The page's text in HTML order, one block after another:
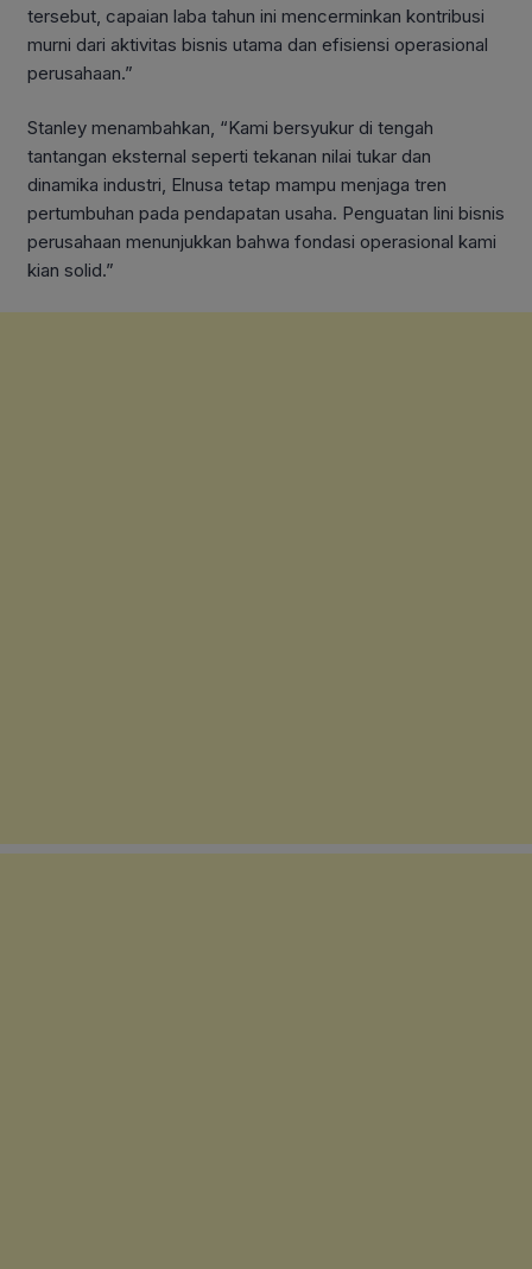
tersebut, capaian laba tahun ini mencerminkan kontribusi
murni dari aktivitas bisnis utama dan efisiensi operasional
perusahaan.”
Stanley menambahkan, “Kami bersyukur di tengah
tantangan eksternal seperti tekanan nilai tukar dan
dinamika industri, Elnusa tetap mampu menjaga tren
pertumbuhan pada pendapatan usaha. Penguatan lini bisnis
perusahaan menunjukkan bahwa fondasi operasional kami
kian solid.”